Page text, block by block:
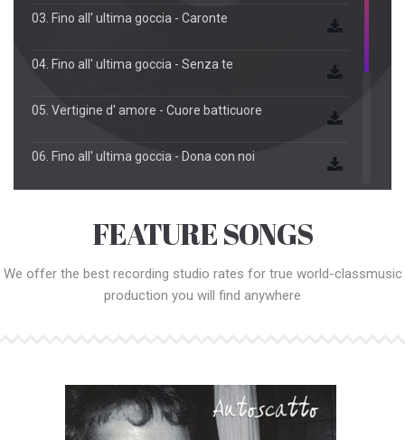
03. Fino all' ultima goccia - Caronte
04. Fino all' ultima goccia - Senza te
05. Vertigine d' amore - Cuore batticuore
06. Fino all' ultima goccia - Dona con noi
08. Fino all' ultima goccia - Vestizione
09. Fino all' ultima goccia - Ritornero col vento
FEATURE SONGS
We offer the best recording studio rates for true world-classmusic
production you will find anywhere